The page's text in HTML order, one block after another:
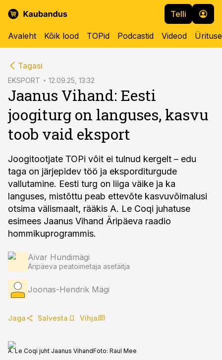
Telli
Avaleht Kõik lood TOPid Podcastid Videod
Tagasi
EKSPORT 12.09.25, 13:32
Jaanus Vihand: Eesti
joogiturg on languses, kasvu
toob vaid eksport
Joogitootjate TOPi võit ei tulnud kergelt – edu
taga on järjepidev töö ja eksporditurgude
vallutamine. Eesti turg on liiga väike ja ka
languses, mistõttu peab ettevõte kasvuvõimalusi
otsima välismaalt, rääkis A. Le Coqi juhatuse
esimees Jaanus Vihand Äripäeva raadio
hommikuprogrammis.
Aivar Hundimägi
Äripäeva peatoimetaja asetäitja
Joonas-Hendrik Mägi
Jaga Salvesta Vihja
A. Le Coqi juht Jaanus VihandFoto: Raul Mee